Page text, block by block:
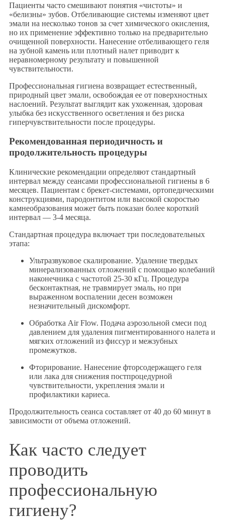
Пациенты часто смешивают понятия «чистоты» и
«белизны» зубов. Отбеливающие системы изменяют цвет
эмали на несколько тонов за счет химического окисления,
но их применение эффективно только на предварительно
очищенной поверхности. Нанесение отбеливающего геля
на зубной камень или плотный налет приводит к
неравномерному результату и повышенной
чувствительности.
Профессиональная гигиена возвращает естественный,
природный цвет эмали, освобождая ее от поверхностных
наслоений. Результат выглядит как ухоженная, здоровая
улыбка без искусственного осветления и без риска
гиперчувствительности после процедуры.
Рекомендованная периодичность и
продолжительность процедуры
Клинические рекомендации определяют стандартный
интервал между сеансами профессиональной гигиены в 6
месяцев. Пациентам с брекет-системами, ортопедическими
конструкциями, пародонтитом или высокой скоростью
камнеобразования может быть показан более короткий
интервал — 3-4 месяца.
Стандартная процедура включает три последовательных
этапа:
Ультразвуковое скалирование. Удаление твердых
минерализованных отложений с помощью колебаний
наконечника с частотой 25-30 кГц. Процедура
бесконтактная, не травмирует эмаль, но при
выраженном воспалении десен возможен
незначительный дискомфорт.
Обработка Air Flow. Подача аэрозольной смеси под
давлением для удаления пигментированного налета и
мягких отложений из фиссур и межзубных
промежутков.
Фторирование. Нанесение фторсодержащего геля
или лака для снижения постпроцедурной
чувствительности, укрепления эмали и
профилактики кариеса.
Продолжительность сеанса составляет от 40 до 60 минут в
зависимости от объема отложений.
Как часто следует
проводить
профессиональную
гигиену?